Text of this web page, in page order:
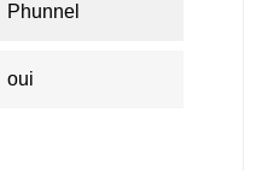
Phunnel
oui